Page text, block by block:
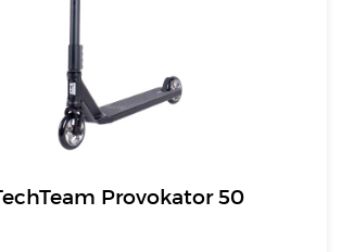
Provokator 50